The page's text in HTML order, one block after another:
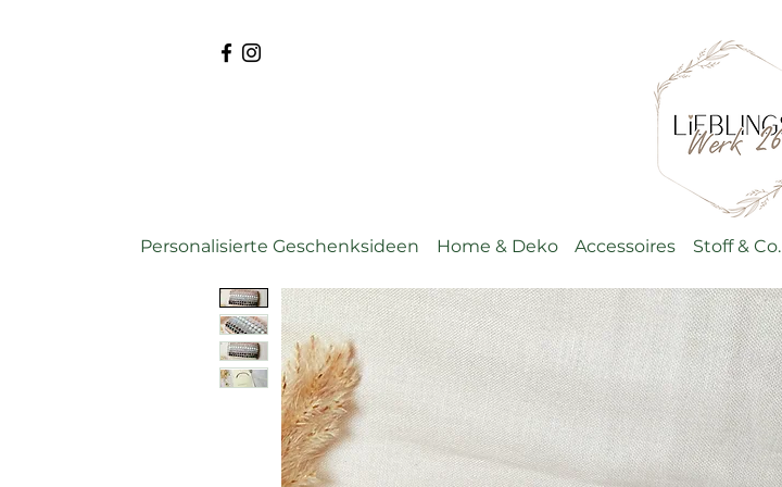
Personalisierte Geschenksideen Home & Deko Accessoires Stoff & Co.